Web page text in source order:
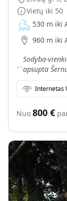
Vietų iki 50
530 m iki
960 m iki
„Sodyba-
apsupta
patogumai,
van Internetas
Nuo 800 €